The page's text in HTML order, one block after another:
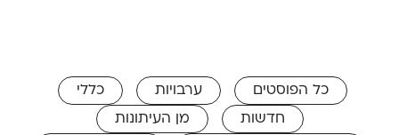
כל הפוסטים ערבויות
כללי
חדשות
מן העיתונות